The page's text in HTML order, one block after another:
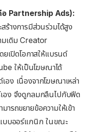
Partnership Ads):
ร้างการมีส่วนร่วมได้สูง
มเดิม Creator
เปิดโอกาสให้แบรนด์
ให้เป็นโฆษณาได้
ง เนื่องจากโฆษณาเหล่า
อง จึงดูกลมกลืนไปกับฟีด
ารถขยายข้อความให้เข้า
แบบออร์แกนิก ในขณะ